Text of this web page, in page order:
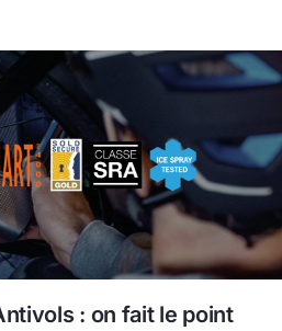
: on fait le point